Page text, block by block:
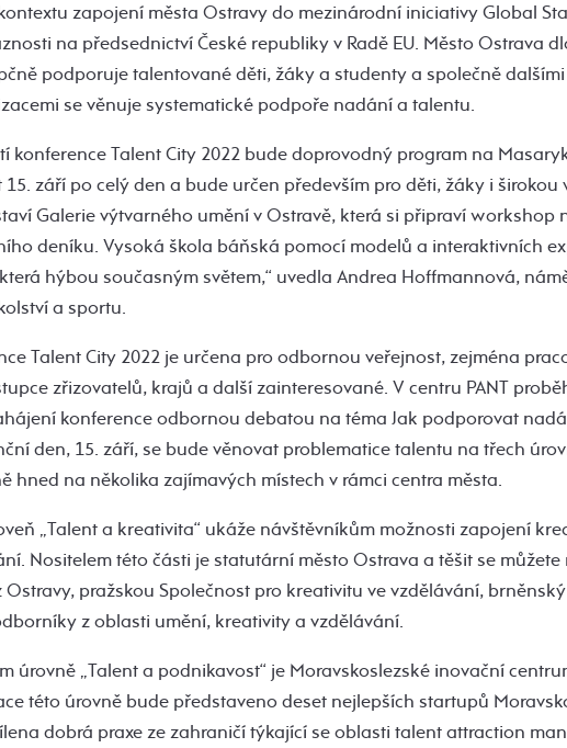
zapojení města Ostravy do mezinárodní iniciativy Global
na předsednictví České republiky v Radě EU. Město Ostrava
podporuje talentované děti, žáky a studenty a společně
se věnuje systematické podpoře nadání a talentu.
konference Talent City 2022 bude doprovodný program na
září po celý den a bude určen především pro děti, žáky i širokou
Galerie výtvarného umění v Ostravě, která si připraví workshop
deníku. Vysoká škola báňská pomocí modelů a interaktivních
hýbou současným světem,“ uvedla Andrea Hoffmannová,
a sportu.
Talent City 2022 je určena pro odbornou veřejnost, zejména
zřizovatelů, krajů a další zainteresované. V centru PANT
konference odbornou debatou na téma Jak podporovat
den, 15. září, se bude věnovat problematice talentu na třech
hned na několika zajímavých místech v rámci centra města.
„Talent a kreativita“ ukáže návštěvníkům možnosti zapojení
Nositelem této části je statutární město Ostrava a těšit se
Ostravy, pražskou Společnost pro kreativitu ve vzdělávání,
z oblasti umění, kreativity a vzdělávání.
úrovně „Talent a podnikavost“ je Moravskoslezské inovační
této úrovně bude představeno deset nejlepších startupů
dobrá praxe ze zahraničí týkající se oblasti talent attraction